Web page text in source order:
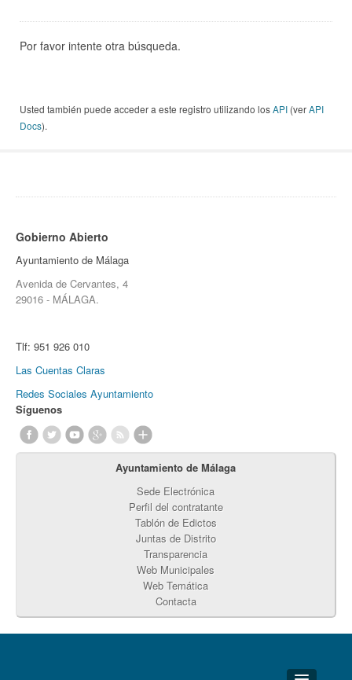
Por favor intente otra búsqueda.
Usted también puede acceder a este registro utilizando losAPI (verAPI
Docs).
Gobierno Abierto
Ayuntamiento de Málaga
Avenida de Cervantes, 4
29016 - MÁLAGA.
Tlf: 951 926 010
Las Cuentas Claras
Redes Sociales Ayuntamiento
Síguenos
Ayuntamiento de Málaga
Sede Electrónica
Perfil del contratante
Tablón de Edictos
Juntas de Distrito
Transparencia
Web Municipales
Web Temática
Contacta